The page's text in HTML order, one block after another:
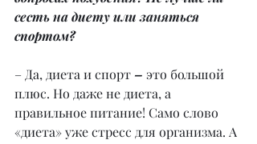
сесть на диету или заняться
спортом?
– Да, диета и спорт – это большой
плюс. Но даже не диета, а
правильное питание! Само слово
«диета» уже стресс для организма. А